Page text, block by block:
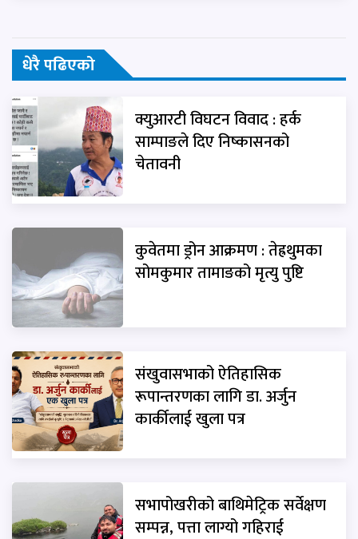
धेरै पढिएको
क्युआरटी विघटन विवाद : हर्क
साम्पाङले दिए निष्कासनको
चेतावनी
कुवेतमा ड्रोन आक्रमण : तेह्रथुमका
सोमकुमार तामाङको मृत्यु पुष्टि
संखुवासभाको ऐतिहासिक
रूपान्तरणका लागि डा. अर्जुन
कार्कीलाई खुला पत्र
सभापोखरीको बाथिमेट्रिक सर्वेक्षण
सम्पन्न, पत्ता लाग्यो गहिराई